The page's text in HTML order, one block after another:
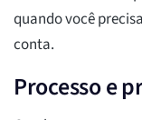
quando você
conta.
Processo e